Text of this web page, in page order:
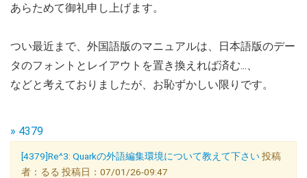
あらためて御礼申し上げます。
つい最近まで、外国語版のマニュアルは、日本語版のデー
タのフォントとレイアウトを置き換えれば済む...、
などと考えておりましたが、お恥ずかしい限りです。
» 4379
[4379]Re^3: Quarkの外語編集環境について教えて下さい投稿
者：るる 投稿日：07/01/26-09:47